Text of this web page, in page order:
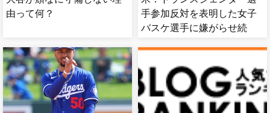
由って何？
手参加反対を表明した女子
バスケ選手に嫌がらせ続
反応]